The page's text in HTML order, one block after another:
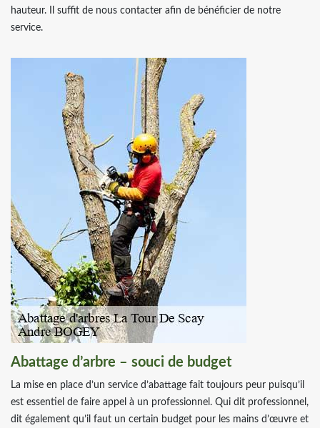
hauteur. Il suffit de nous contacter afin de bénéficier de notre
service.
Abattage d’arbre – souci de budget
La mise en place d’un service d’abattage fait toujours peur puisqu’il
est essentiel de faire appel à un professionnel. Qui dit professionnel,
dit également qu’il faut un certain budget pour les mains d’œuvre et